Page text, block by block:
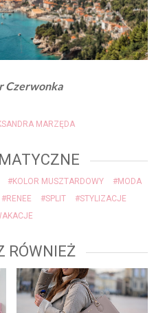
Czerwonka
MARZĘDA
#KOLOR MUSZTARDOWY
#MODA
#RENEE #SPLIT
#STYLIZACJE
RÓWNIEŻ